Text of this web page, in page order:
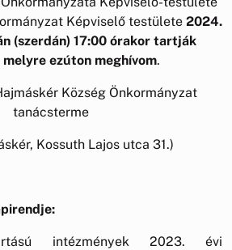
Képviselő testülete 2024.
(szerdán) 17:00 órakor tartják
ezúton meghívom.
Község Önkormányzat
tanácsterme
Kossuth Lajos utca 31.)
intézmények 2023. évi